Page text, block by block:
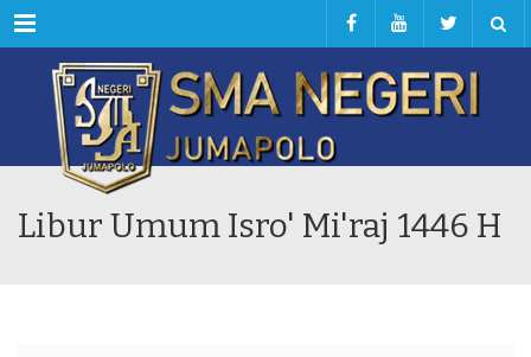
Menu
Libur Umum Isro' Mi'raj 1446 H